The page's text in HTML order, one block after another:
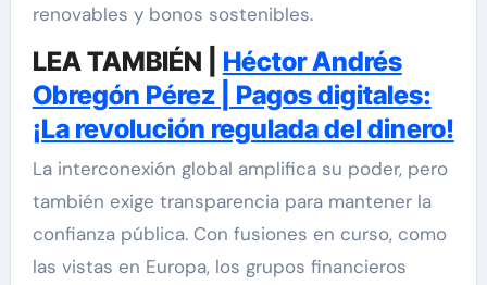
renovables y bonos sostenibles.
LEA TAMBIÉN | Héctor Andrés
Obregón Pérez | Pagos digitales:
¡La revolución regulada del dinero!
La interconexión global amplifica su poder, pero
también exige transparencia para mantener la
confianza pública. Con fusiones en curso, como
las vistas en Europa, los grupos financieros